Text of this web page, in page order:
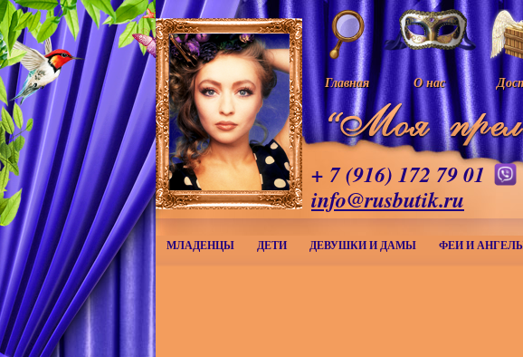
Главная О нас
+ 7 (916) 172 79 01
info@rusbutik.ru
МЛАДЕНЦЫ ДЕТИ ДЕВУШКИ И ДАМЫ ФЕИ И